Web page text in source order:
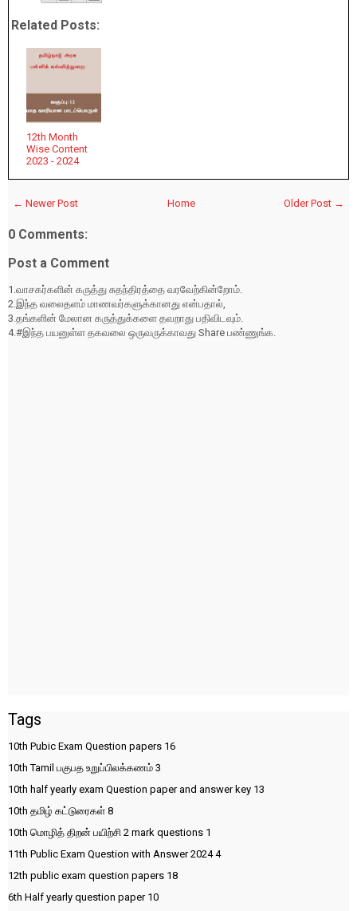
Related Posts:
12th Month
Wise Content
2023 - 2024
← Newer Post Older Post →
Home
0 Comments:
Post a Comment
1.வாசகர்களின் கருத்து சுதந்திரத்தை வரவேற்கின்றோம்.
2.இந்த வலைதளம் மாணவர்களுக்கானது என்பதால்,
3.தங்களின் மேலான கருத்துக்களை தவறாது பதிவிடவும்.
4.#இந்த பயனுள்ள தகவலை ஒருவருக்காவது Share பண்ணுங்க.
Tags
10th Pubic Exam Question papers 16
10th Tamil பகுபத உறுப்பிலக்கணம் 3
10th half yearly exam Question paper and answer key 13
10th தமிழ் கட்டுரைகள் 8
10th மொழித் திறன் பயிற்சி 2 mark questions 1
11th Public Exam Question with Answer 20244
12th public exam question papers 18
6th Half yearly question paper 10